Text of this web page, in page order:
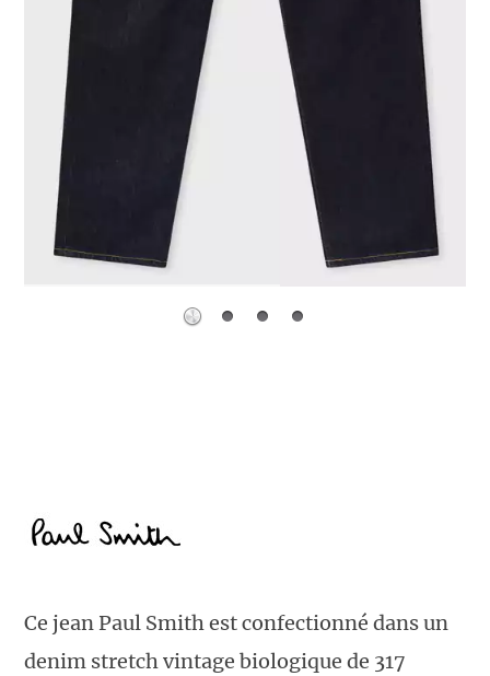
Ce jean Paul Smith est confectionné dans un
denim stretch vintage biologique de 317